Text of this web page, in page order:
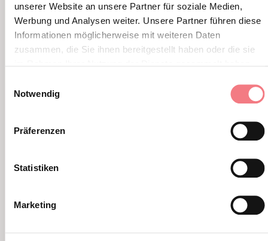
unserer Website an unsere Partner für soziale Medien,
Werbung und Analysen weiter. Unsere Partner führen diese
Informationen möglicherweise mit weiteren Daten
zusammen, die Sie ihnen bereitgestellt haben oder die sie
Notwendig
Präferenzen
Statistiken
Marketing
LBL_EVENTI_CORRELATI
ALTRI EVENTI